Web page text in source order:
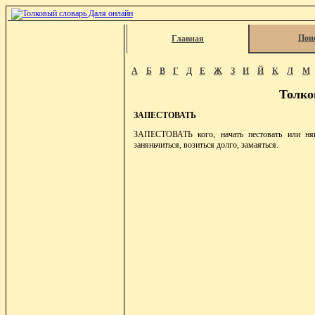
Главная
А Б В Г Д Е Ж З И Й К Л М
ЗАПЕСТОВАТЬ
ЗАПЕСТОВАТЬ кого, начать пестовать или
заняньчиться, возиться долго, замаяться.